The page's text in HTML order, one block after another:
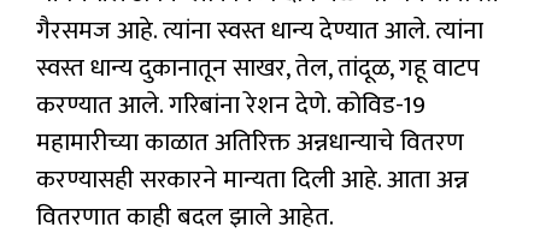
गैरसमज आहे. त्यांना स्वस्त धान्य देण्यात आले. त्यांना
स्वस्त धान्य दुकानातून साखर, तेल, तांदूळ, गहू वाटप
करण्यात आले. गरिबांना रेशन देणे. कोविड-19
महामारीच्या काळात अतिरिक्त अन्नधान्याचे वितरण
करण्यासही सरकारने मान्यता दिली आहे. आता अन्न
वितरणात काही बदल झाले आहेत.